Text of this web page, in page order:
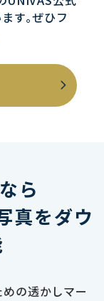
す｡ぜひフ
ら
真をダウ
の透かしマー